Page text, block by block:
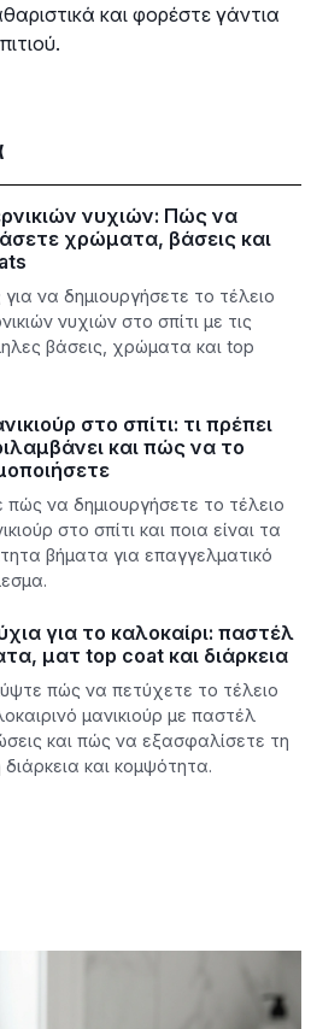
και φορέστε γάντια
νυχιών: Πώς να
χρώματα, βάσεις και
να δημιουργήσετε το τέλειο
νυχιών στο σπίτι με τις
βάσεις, χρώματα και top
στο σπίτι: τι πρέπει
και πώς να το
να δημιουργήσετε το τέλειο
στο σπίτι και ποια είναι τα
βήματα για επαγγελματικό
για το καλοκαίρι: παστέλ
ματ top coat και διάρκεια
πώς να πετύχετε το τέλειο
μανικιούρ με παστέλ
και πώς να εξασφαλίσετε τη
διάρκεια και κομψότητα.